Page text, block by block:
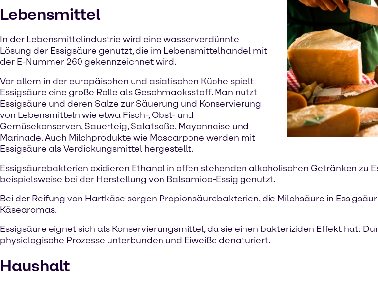
Lebensmittel
In der Lebensmittelindustrie wird eine wasserverdünnte
Lösung der Essigsäure genutzt, die im Lebensmittelhandel mit
der E-Nummer 260 gekennzeichnet wird.
Vor allem in der europäischen und asiatischen Küche spielt
Essigsäure eine große Rolle als Geschmacksstoff. Man nutzt
Essigsäure und deren Salze zur Säuerung und Konservierung
von Lebensmitteln wie etwa Fisch-, Obst- und
Gemüsekonserven, Sauerteig, Salatsoße, Mayonnaise und
Marinade. Auch Milchprodukte wie Mascarpone werden mit
Essigsäure als Verdickungsmittel hergestellt.
Essigsäurebakterien oxidieren Ethanol in offen stehenden alkoholischen Getränken zu
beispielsweise bei der Herstellung von Balsamico-Essig genutzt.
Bei der Reifung von Hartkäse sorgen Propionsäurebakterien, die Milchsäure in
Käsearomas.
Essigsäure eignet sich als Konservierungsmittel, da sie einen bakteriziden Effekt hat:
physiologische Prozesse unterbunden und Eiweiße denaturiert.
Haushalt